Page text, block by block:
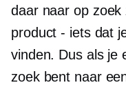
daar naar op zoek
product - iets dat
vinden. Dus als je
zoek bent naar